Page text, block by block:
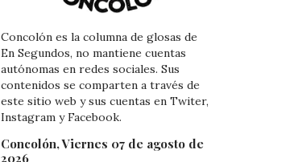
Concolón es la columna de glosas de
En Segundos, no mantiene cuentas
autónomas en redes sociales. Sus
contenidos se comparten a través de
este sitio web y sus cuentas en Twiter,
Instagram y Facebook.
Concolón, Viernes 07 de agosto de
2026